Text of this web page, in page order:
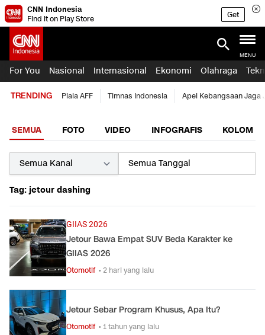
CNN Indonesia
Find it on Play Store
Get
MENU
For You Nasional Internasional Ekonomi Olahraga
TRENDING Piala AFF Timnas Indonesia Apel Kebangsaan Jaga
SEMUA FOTO VIDEO INFOGRAFIS KOLOM
Tag: jetour dashing
GIIAS 2026
Jetour Bawa Empat SUV Beda Karakter ke
GIIAS 2026
Otomotif • 2 hari yang lalu
Jetour Sebar Program Khusus, Apa Itu?
Otomotif • 1 tahun yang lalu